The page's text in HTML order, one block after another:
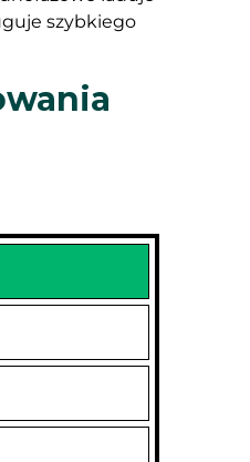
szybkiego